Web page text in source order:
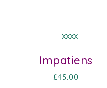
Impatiens
£45.00